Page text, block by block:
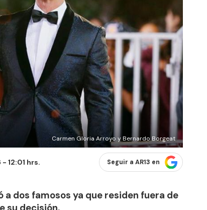
Carmen Gloria Arroyo y Bernardo Borgeat
12:01 hrs. Seguir a AR13 en
a dos famosos ya que residen fuera de